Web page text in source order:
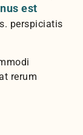
est
perspiciatis
rerum